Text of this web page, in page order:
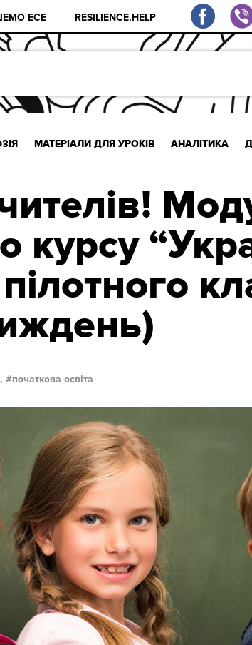
ЕСЕ RESILIENCE.HELP
МАТЕРІАЛИ ДЛЯ УРОКІВ АНАЛІТИКА
курсу
початкова освіта